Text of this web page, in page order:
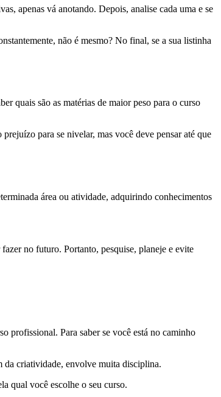
apenas vá anotando. Depois, analise cada uma e se
não é mesmo? No final, se a sua listinha
quais são as matérias de maior peso para o curso
para se nivelar, mas você deve pensar até que
área ou atividade, adquirindo conhecimentos
no futuro. Portanto, pesquise, planeje e evite
profissional. Para saber se você está no caminho
da criatividade, envolve muita disciplina.
qual você escolhe o seu curso.